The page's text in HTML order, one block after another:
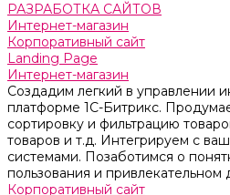
РАЗРАБОТКА САЙТОВ
Интернет-магазин
Корпоративный сайт
Landing Page
Интернет-магазин
Создадим легкий в управлении
платформе 1С-Битрикс.
сортировку и фильтрацию
товаров и т.д. Интегрируем с
системами. Позаботимся о
пользования и привлекательном
Корпоративный сайт